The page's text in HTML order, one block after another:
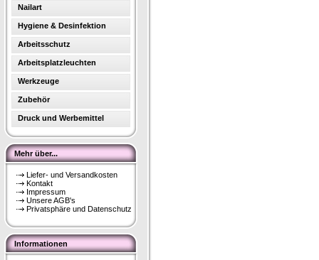
Nailart
Hygiene & Desinfektion
Arbeitsschutz
Arbeitsplatzleuchten
Werkzeuge
Zubehör
Druck und Werbemittel
Mehr über...
Liefer- und Versandkosten
Kontakt
Impressum
Unsere AGB's
Privatsphäre und Datenschutz
Informationen